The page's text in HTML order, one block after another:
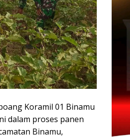
Koramil 01 Binamu
dalam proses panen
Binamu,